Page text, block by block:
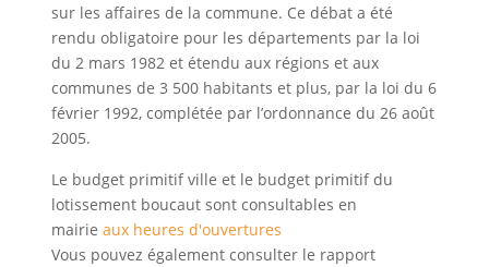
sur les affaires de la commune. Ce débat a été
rendu obligatoire pour les départements par la loi
du 2 mars 1982 et étendu aux régions et aux
communes de 3 500 habitants et plus, par la loi du 6
février 1992, complétée par l’ordonnance du 26 août
2005.
Le budget primitif ville et le budget primitif du
lotissement boucaut sont consultables en
mairie aux heures d'ouvertures
Vous pouvez également consulter le rapport